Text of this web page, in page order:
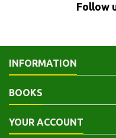
Follow
INFORMATION
BOOKS
YOUR ACCOUNT